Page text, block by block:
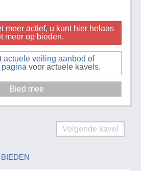
meer actief, u kunt hier helaas
meer op bieden.
actuele veiling aanbod of
pagina voor actuele kavels.
Volgende kavel